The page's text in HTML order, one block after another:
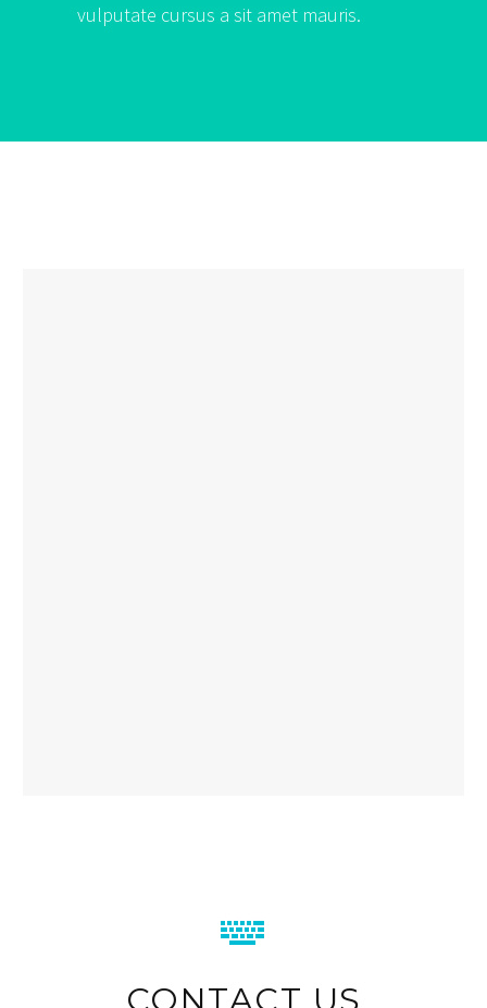
vulputate cursus a sit amet mauris.

